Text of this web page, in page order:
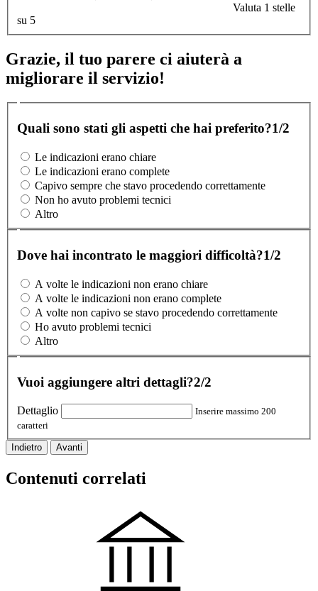
Valuta 1 stelle
su 5
Grazie, il tuo parere ci aiuterà a
migliorare il servizio!
Quali sono stati gli aspetti che hai preferito?1/2
Le indicazioni erano chiare
Le indicazioni erano complete
Capivo sempre che stavo procedendo correttamente
Non ho avuto problemi tecnici
Altro
Dove hai incontrato le maggiori difficoltà?1/2
A volte le indicazioni non erano chiare
A volte le indicazioni non erano complete
A volte non capivo se stavo procedendo correttamente
Ho avuto problemi tecnici
Altro
Vuoi aggiungere altri dettagli?2/2
Dettaglio
Inserire massimo 200
caratteri
Indietro Avanti
Contenuti correlati